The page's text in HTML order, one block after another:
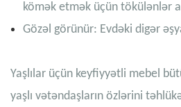
kömək etmək üçün tökülənlər
Gözəl görünür: Evdəki digər
Yaşlılar üçün keyfiyyətli mebel
yaşlı vətəndaşların özlərini